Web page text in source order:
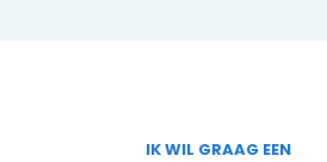
IK WIL GRAAG EEN